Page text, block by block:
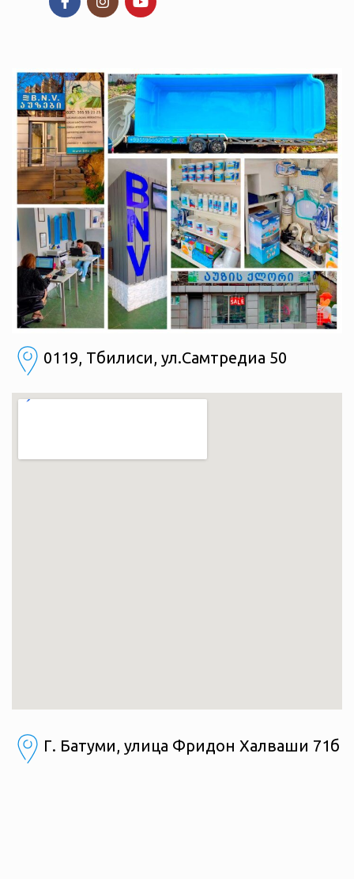
0119, Тбилиси, ул.Самтредиа 50
Г. Батуми, улица Фридон Халваши 71б